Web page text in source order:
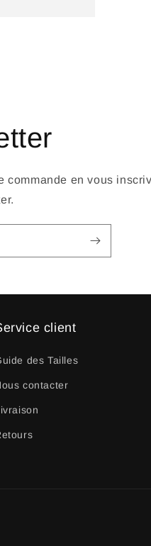
commande en vous
client
des Tailles
contacter